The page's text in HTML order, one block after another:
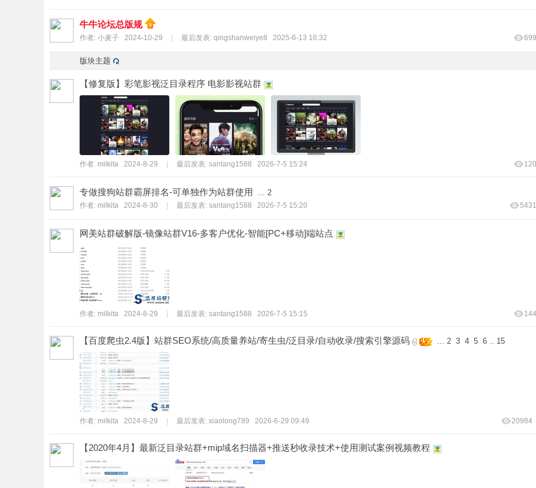
牛牛论坛总版规
作者: 小麦子 2024-10-29 最后发表: qingshanweiye8 2025-6-13 16:32
版块主题
【修复版】彩笔影视泛目录程序 电影影视站群
作者: milkita 2024-8-29 最后发表: santang1588 2026-7-5 15:24
专做搜狗站群霸屏排名-可单独作为站群使用 ... 2
作者: milkita 2024-8-30 最后发表: santang1588 2026-7-5 15:20 5431
网美站群破解版-镜像站群V16-多客户优化-智能[PC+移动]端站点
作者: milkita 2024-8-29 最后发表: santang1588 2026-7-5 15:15
【百度爬虫2.4版】站群SEO系统/高质量养站/寄生虫/泛目录/自动收录/搜索引擎源码 ... 2 3 4 5 6 .. 15
作者: milkita 2024-8-29 最后发表: xiaolong789 2026-6-29 09:49 20984
【2020年4月】最新泛目录站群+mip域名扫描器+推送秒收录技术+使用测试案例视频教程